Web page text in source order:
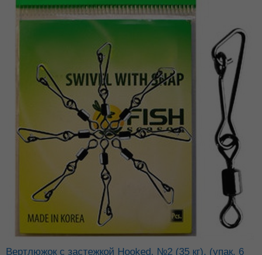
Вертлюжок с застежкой Hooked, №2 (35 кг), (упак. 6